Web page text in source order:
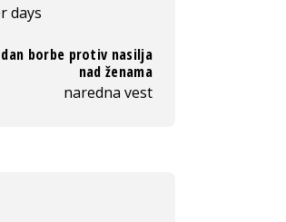
days
borbe protiv nasilja
nad ženama
naredna vest